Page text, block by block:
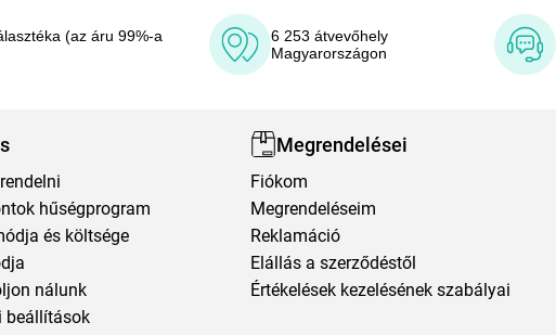
(az áru 99%-a
6 253 átvevőhely
Magyarországon
hűségprogram
és költsége
nálunk
beállítások
Megrendelései
Fiókom
Megrendeléseim
Reklamáció
Elállás a szerződéstől
Értékelések kezelésének szabályai